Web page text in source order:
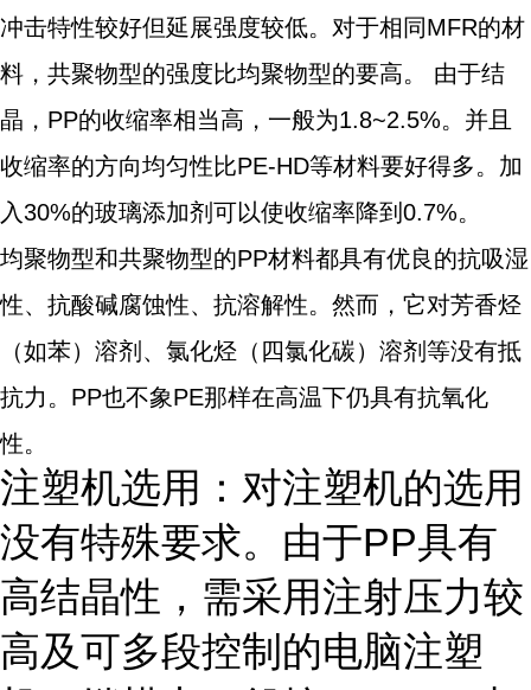
冲击特性较好但延展强度较低。对于相同MFR的材
料，共聚物型的强度比均聚物型的要高。 由于结
晶，PP的收缩率相当高，一般为1.8~2.5%。并且
收缩率的方向均匀性比PE-HD等材料要好得多。加
入30%的玻璃添加剂可以使收缩率降到0.7%。
均聚物型和共聚物型的PP材料都具有优良的抗吸湿
性、抗酸碱腐蚀性、抗溶解性。然而，它对芳香烃
（如苯）溶剂、氯化烃（四氯化碳）溶剂等没有抵
抗力。PP也不象PE那样在高温下仍具有抗氧化
性。
注塑机选用：对注塑机的选用
没有特殊要求。由于PP具有
高结晶性，需采用注射压力较
高及可多段控制的电脑注塑